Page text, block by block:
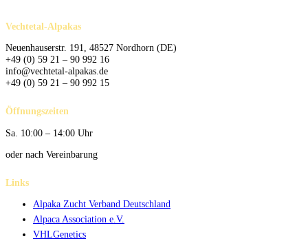
Vechtetal-Alpakas
Neuenhauserstr. 191, 48527 Nordhorn (DE)
+49 (0) 59 21 – 90 992 16
info@vechtetal-alpakas.de
+49 (0) 59 21 – 90 992 15
Öffnungszeiten
Sa. 10:00 – 14:00 Uhr
oder nach Vereinbarung
Links
Alpaka Zucht Verband Deutschland
Alpaca Association e.V.
VHLGenetics